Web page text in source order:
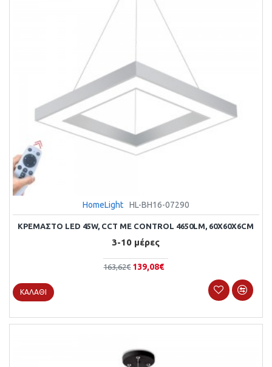
HomeLight HL-BH16-07290
ΚΡΕΜΑΣΤΌ LED 45W, CCT ΜΕ CONTROL 4650LM, 60X60X6CM
3-10 μέρες
163,62€ 139,08€
ΚΑΛΆΘΙ